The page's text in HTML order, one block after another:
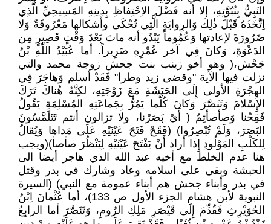
النَبِيُّ بِنُبُوَّتِهِ، إلا أنه فَضْلَ الاِحْتِفاظِ بِدِينِهِ المَسِيحِيِّ الَّذِي
اِتَّخَذَهُ قَبْلَ ذٰلِكَ وَالرِوايَةِ الَّتِي تُحْكَى وأشكالها مَعْرُوفَةٌ وَلا
ضَرُورَةَ لإعادتها وَعُمُوماً يَبْدُو أنه ماتَ بَعْدَ وَقْتٍ قَصِيرٍ مِن
الدَعْوَةِ، وَكانَ فِي آخر عُمْرِهِ ضَرِيراً. أما عُبَيْدُ اللّٰهِ بْنُ
جَحْش،( وهو أخو زينب بنت جحش زوجة محمد والتي
نزلت فيها الآية "وقضى زيد وطرا" فَقَدْ أسلم وَهاجَرَ فِي
الهِجْرَةِ الأولى إِلَى الحَبَشَةِ مَعَ زَوْجَتِهِ، لٰكِنَّهُ هُناكَ تَرَكَ
الإِسْلامَ وَتَنَصَّرَ وَكانَ كُلَّما يَمُرُّ بِجَماعَتِهِ المُسْلِمَةِ يَقُولُ
فَقِحْنا وَصأصأتِمُ ( أَيْ بَصَرْنا، ولا تزالون أنتم تَتَلَمَّسُونَ
البَصَرَ، وَلَمْ تُبْصِرُوا) (فَقَحْ فَتَحَ عَيْنَيْهِ عَلَى مَداها وَيُقالُ
لِلكَلْبِ المَوْلُودِ إِذا أراد أَنْ يَفْتَحَ عَيْنَيْهِ لِيَنْظُرَ صأصأ)(ويجب
هنا عدم الخلط مع أخيه عبد الله الذي هاجر أيضا الى
الحبشة وبقي على اسلامه وعاد وشارك في بدر وقتل
في بدر وأبناء جحش هم أبناء عمومة مع النبي) (السيرة
النبوية لأبن هشام الجزء الأول ص 133)، أما عُثْمانَ اِبْنُ
الحُوَيْرِثِ فَقُدِّمَ إِلَى قَيْصَرِ مَلِكِ الرُومِ، وَتَنَصَّرَ أما الرابِعُ